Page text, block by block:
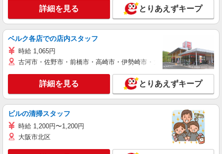
詳細を見る とりあえずキープ
ベルク各店での店内スタッフ
時給 1,065円
古河市・佐野市・前橋市・高崎市・伊勢崎市・太田市・館林市・藤
詳細を見る とりあえずキープ
ビルの清掃スタッフ
時給 1,200円〜1,200円
大阪市北区